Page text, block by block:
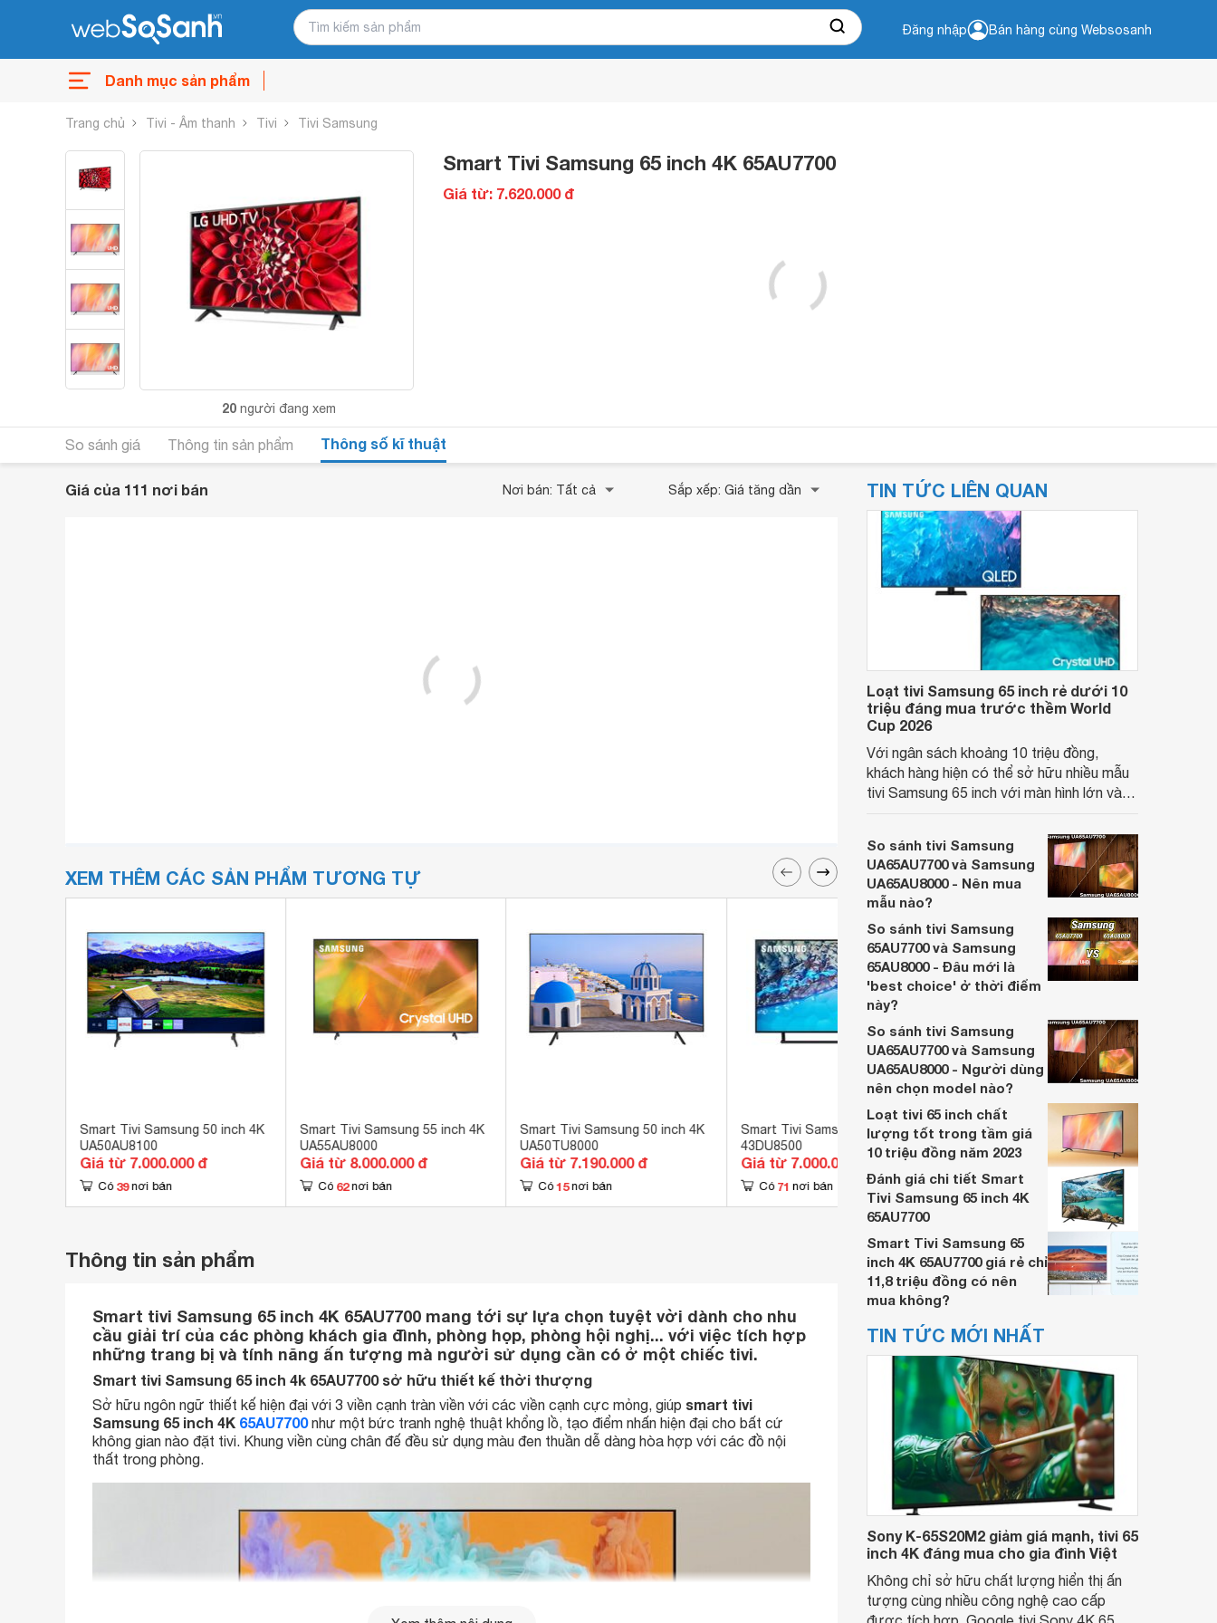
Đăng nhập Bán hàng cùng Websosanh
Danh mục sản phẩm
Trang chủ Tivi - Âm thanh Tivi Tivi Samsung
20 người đang xem
Smart Tivi Samsung 65 inch 4K 65AU7700
Giá từ: 7.620.000 đ
So sánh giá Thông tin sản phẩm Thông số kĩ thuật
Giá của 111 nơi bán Nơi bán: Tất cả Sắp xếp: Giá tăng dần
XEM THÊM CÁC SẢN PHẨM TƯƠNG TỰ
Smart Tivi Samsung 50 inch 4K
UA50AU8100
Giá từ 7.000.000 đ
Có 39 nơi bán
Smart Tivi Samsung 55 inch 4K
UA55AU8000
Giá từ 8.000.000 đ
Có 62 nơi bán
Smart Tivi Samsung 50 inch 4K
UA50TU8000
Giá từ 7.190.000 đ
Có 15 nơi bán
Smart Tivi Samsung 4K 43 inch
43DU8500
Giá từ 7.000.000 đ
Có 71 nơi bán
Tivi Smart Samsung 50 inch 4K
UA50NU7400 (UA-50NU7400)
Giá từ 11.099.000 đ
Có 7 nơi bán
Thông tin sản phẩm
Smart tivi Samsung 65 inch 4K 65AU7700 mang tới sự lựa chọn tuyệt vời dành cho nhu
cầu giải trí của các phòng khách gia đình, phòng họp, phòng hội nghị... với việc tích hợp
những trang bị và tính năng ấn tượng mà người sử dụng cần có ở một chiếc tivi.
Smart tivi Samsung 65 inch 4k 65AU7700 sở hữu thiết kế thời thượng
Sở hữu ngôn ngữ thiết kế hiện đại với 3 viền cạnh tràn viền với các viền cạnh cực mỏng, giúp smart tivi
Samsung 65 inch 4K 65AU7700như một bức tranh nghệ thuật khổng lồ, tạo điểm nhấn hiện đại cho bất cứ
không gian nào đặt tivi. Khung viền cùng chân đế đều sử dụng màu đen thuần dễ dàng hòa hợp với các đồ nội
thất trong phòng.
TIN TỨC LIÊN QUAN
Loạt tivi Samsung 65 inch rẻ dưới 10
triệu đáng mua trước thềm World
Cup 2026
Với ngân sách khoảng 10 triệu đồng,
khách hàng hiện có thể sở hữu nhiều mẫu
tivi Samsung 65 inch với màn hình lớn và
nhu cầu sử dụng tại gia đình, đặc biệt là khi
World Cup 2026 sắp diễn ra.
So sánh tivi Samsung
UA65AU7700 và Samsung
UA65AU8000 - Nên mua
mẫu nào?
So sánh tivi Samsung
65AU7700 và Samsung
65AU8000 - Đâu mới là
'best choice' ở thời điểm
này?
So sánh tivi Samsung
UA65AU7700 và Samsung
UA65AU8000 - Người dùng
nên chọn model nào?
Loạt tivi 65 inch chất
lượng tốt trong tầm giá
10 triệu đồng năm 2023
Đánh giá chi tiết Smart
Tivi Samsung 65 inch 4K
65AU7700
Smart Tivi Samsung 65
inch 4K 65AU7700 giá rẻ chỉ
11,8 triệu đồng có nên
mua không?
TIN TỨC MỚI NHẤT
Sony K-65S20M2 giảm giá mạnh, tivi 65
inch 4K đáng mua cho gia đình Việt
Không chỉ sở hữu chất lượng hiển thị ấn
tượng cùng nhiều công nghệ cao cấp